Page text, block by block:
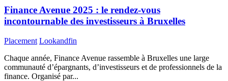
Finance Avenue 2025 : le rendez-vous
incontournable des investisseurs à Bruxelles
Placement Lookandfin
Chaque année, Finance Avenue rassemble à Bruxelles une large
communauté d’épargnants, d’investisseurs et de professionnels de la
finance. Organisé par...